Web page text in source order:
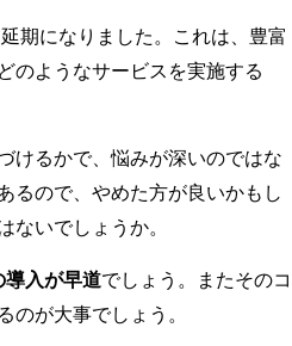
期になりました。これは、豊富
のようなサービスを実施する
けるかで、悩みが深いのではな
るので、やめた方が良いかもし
ないでしょうか。
導入が早道でしょう。またそのコ
のが大事でしょう。